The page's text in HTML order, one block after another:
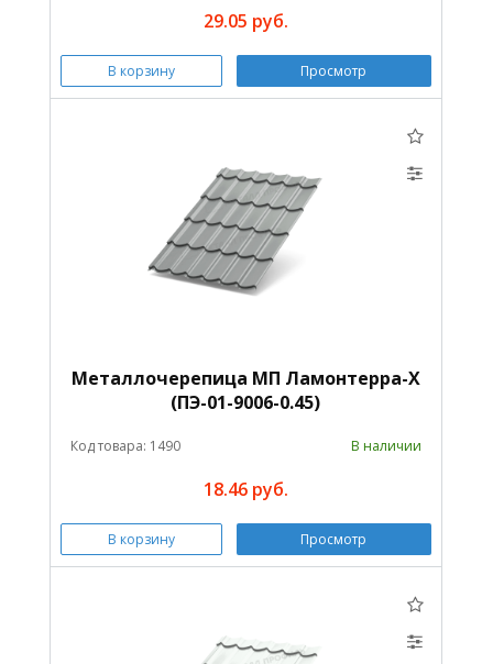
29.05 руб.
В корзину Просмотр
Металлочерепица МП Ламонтерра-X
(ПЭ-01-9006-0.45)
Код товара: 1490 В наличии
18.46 руб.
В корзину Просмотр